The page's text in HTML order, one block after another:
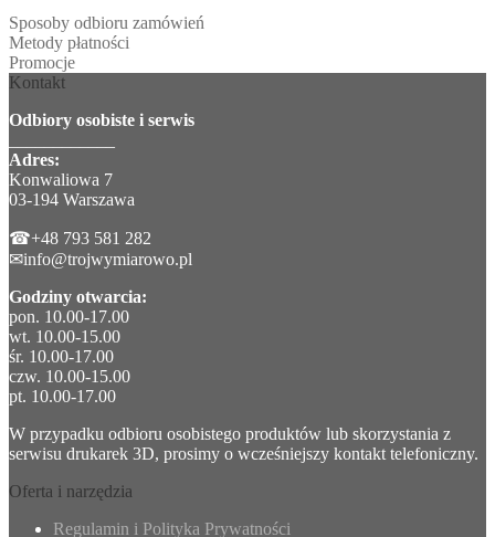
Sposoby odbioru zamówień
Metody płatności
Promocje
Kontakt
Odbiory osobiste i serwis
Adres:
Konwaliowa 7
03-194 Warszawa
☎+48 793 581 282
✉info@trojwymiarowo.pl
Godziny otwarcia:
pon. 10.00-17.00
wt. 10.00-15.00
śr. 10.00-17.00
czw. 10.00-15.00
pt. 10.00-17.00
W przypadku odbioru osobistego produktów lub skorzystania z
serwisu drukarek 3D, prosimy o wcześniejszy kontakt telefoniczny.
Oferta i narzędzia
Regulamin i Polityka Prywatności